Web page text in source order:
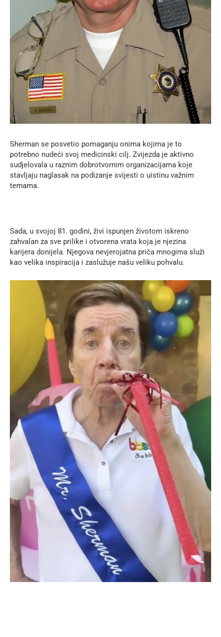
Sherman se posvetio pomaganju onima kojima je to
potrebno nudeći svoj medicinski cilj. Zvijezda je aktivno
sudjelovala u raznim dobrotvornim organizacijama koje
stavljaju naglasak na podizanje svijesti o uistinu važnim
temama.
Sada, u svojoj 81. godini, živi ispunjen životom iskreno
zahvalan za sve prilike i otvorena vrata koja je njezina
karijera donijela. Njegova nevjerojatna priča mnogima služi
kao velika inspiracija i zaslužuje našu veliku pohvalu.